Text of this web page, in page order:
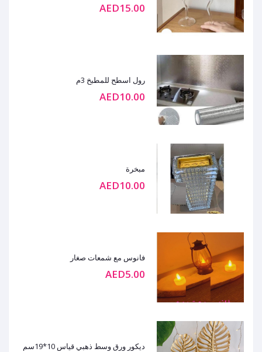
AED15.00
رول اسطح للمطبخ 3م
AED10.00
مبخرة
AED10.00
فانوس مع شمعات صغار
AED5.00
ديكور ورق وسط ذهبي قياس 10*19سم